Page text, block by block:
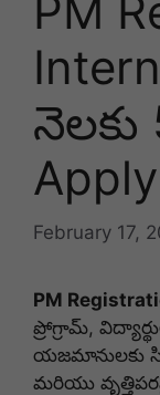
PM
నెలకు
February 17,
PM
ప్రోగ్రామ్,
యజమానులకు
మరియు